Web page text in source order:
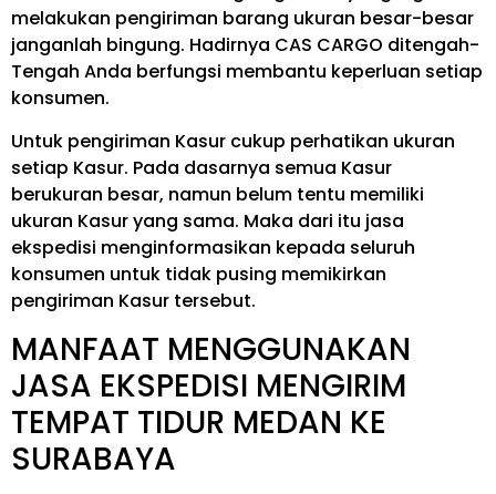
melakukan pengiriman barang ukuran besar-besar
janganlah bingung. Hadirnya CAS CARGO ditengah-
Tengah Anda berfungsi membantu keperluan setiap
konsumen.
Untuk pengiriman Kasur cukup perhatikan ukuran
setiap Kasur. Pada dasarnya semua Kasur
berukuran besar, namun belum tentu memiliki
ukuran Kasur yang sama. Maka dari itu jasa
ekspedisi menginformasikan kepada seluruh
konsumen untuk tidak pusing memikirkan
pengiriman Kasur tersebut.
MANFAAT MENGGUNAKAN
JASA EKSPEDISI MENGIRIM
TEMPAT TIDUR MEDAN KE
SURABAYA